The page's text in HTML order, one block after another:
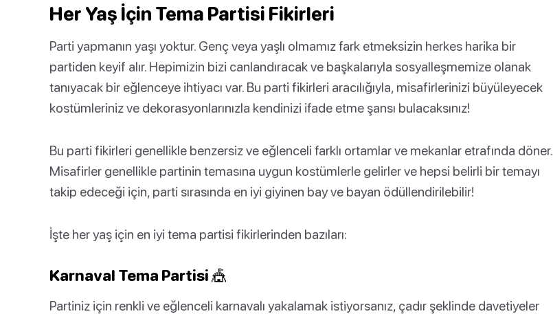
Her Yaş İçin Tema Partisi Fikirleri
Parti yapmanın yaşı yoktur. Genç veya yaşlı olmamız fark etmeksizin herkes harika bir
partiden keyif alır. Hepimizin bizi canlandıracak ve başkalarıyla sosyalleşmemize olanak
tanıyacak bir eğlenceye ihtiyacı var. Bu parti fikirleri aracılığıyla, misafirlerinizi büyüleyecek
kostümleriniz ve dekorasyonlarınızla kendinizi ifade etme şansı bulacaksınız!
Bu parti fikirleri genellikle benzersiz ve eğlenceli farklı ortamlar ve mekanlar etrafında döner.
Misafirler genellikle partinin temasına uygun kostümlerle gelirler ve hepsi belirli bir temayı
takip edeceği için, parti sırasında en iyi giyinen bay ve bayan ödüllendirilebilir!
İşte her yaş için en iyi tema partisi fikirlerinden bazıları:
Karnaval Tema Partisi 🎪
Partiniz için renkli ve eğlenceli karnavalı yakalamak istiyorsanız, çadır şeklinde davetiyeler